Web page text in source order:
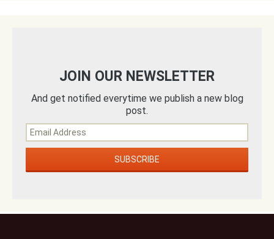
JOIN OUR NEWSLETTER
And get notified everytime we publish a new blog
post.